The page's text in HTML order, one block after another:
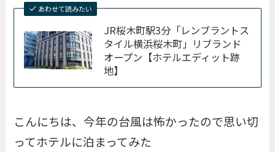
あわせて読みたい
JR桜木町駅3分「レンブラントス
タイル横浜桜木町」リブランド
オープン【ホテルエディット跡
地】
こんにちは、今年の台風は怖かったので思い切
ってホテルに泊まってみた